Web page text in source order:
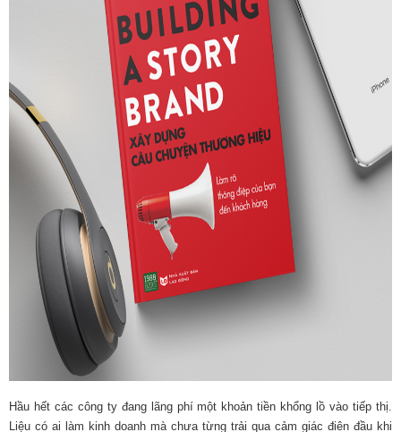
Hầu hết các công ty đang lãng phí một khoản tiền khổng lồ vào tiếp thị.
Liệu có ai làm kinh doanh mà chưa từng trải qua cảm giác điên đầu khi